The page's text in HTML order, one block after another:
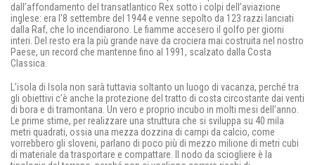
dall’affondamento del transatlantico Rex sotto i colpi dell’aviazione
inglese: era l’8 settembre del 1944 e venne sepolto da 123 razzi lanciati
dalla Raf, che lo incendiarono. Le fiamme accesero il golfo per giorni
interi. Del resto era la più grande nave da crociera mai costruita nel nostro
Paese, un record che mantenne fino al 1991, scalzato dalla Costa
Classica.
L’isola di Isola non sarà tuttavia soltanto un luogo di vacanza, perché tra
gli obiettivi c’è anche la protezione del tratto di costa circostante dai venti
di bora e di tramontana. Un vero e proprio incubo in molti mesi dell’anno.
Le prime stime, per realizzare una struttura che si sviluppa su 40 mila
metri quadrati, ossia una mezza dozzina di campi da calcio, come
vorrebbero gli sloveni, parlano di poco più di mezzo milione di metri cubi
di materiale da trasportare e compattare. Il nodo da sciogliere è la